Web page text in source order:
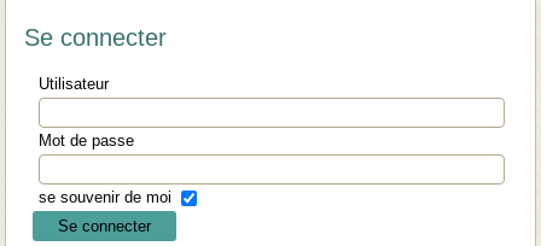
Se connecter
Utilisateur
Mot de passe
se souvenir de moi